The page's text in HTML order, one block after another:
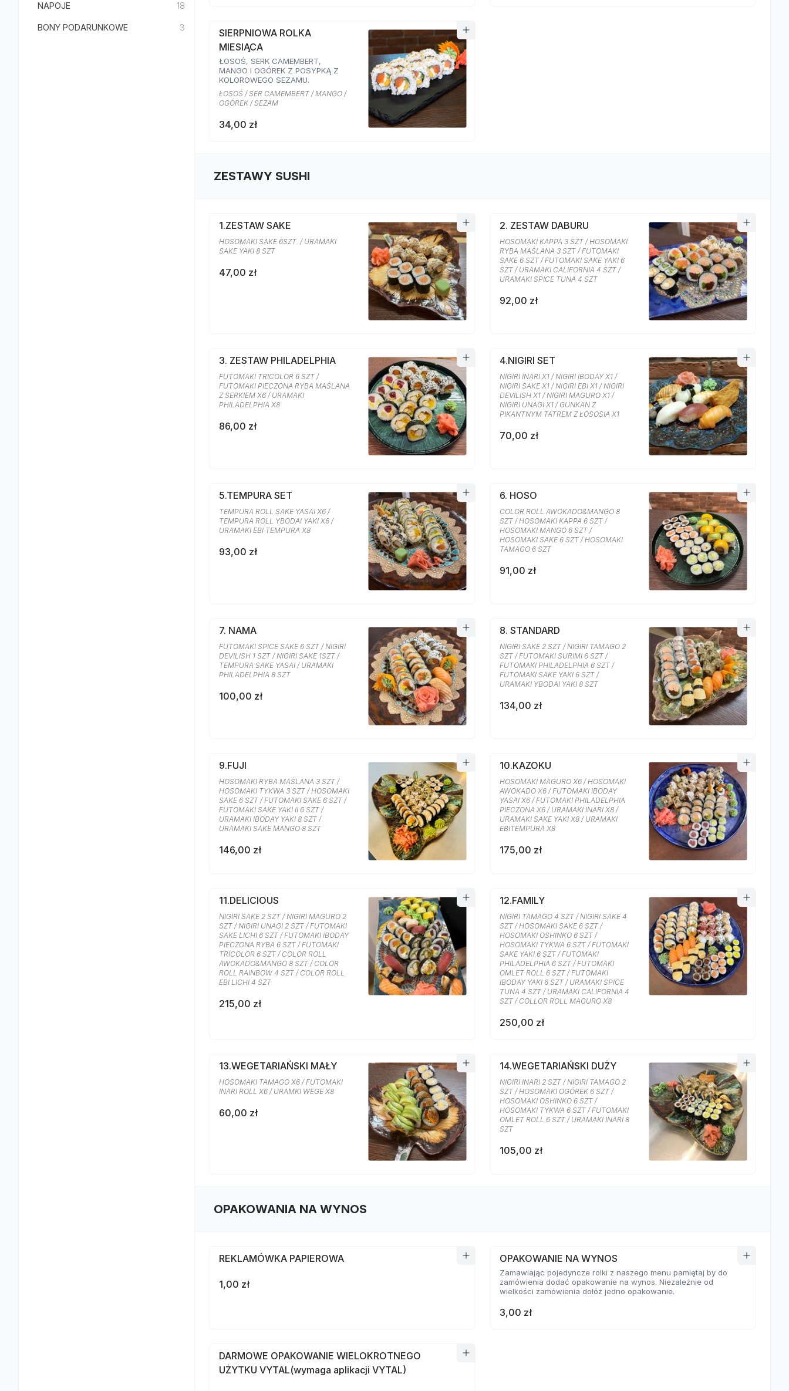
NAPOJE 18
BONY PODARUNKOWE 3
SIERPNIOWA ROLKA
MIESIĄCA
ŁOSOŚ, SERK CAMEMBERT,
MANGO I OGÓREK Z POSYPKĄ Z
KOLOROWEGO SEZAMU.
ŁOSOŚ / SER CAMEMBERT / MANGO /
OGÓREK / SEZAM
34,00 zł
ZESTAWY SUSHI
1.ZESTAW SAKE
HOSOMAKI SAKE 6SZT. / URAMAKI
SAKE YAKI 8 SZT
47,00 zł
2. ZESTAW DABURU
HOSOMAKI KAPPA 3 SZT / HOSOMAKI
RYBA MAŚLANA 3 SZT / FUTOMAKI
SAKE 6 SZT / FUTOMAKI SAKE YAKI 6
SZT / URAMAKI CALIFORNIA 4 SZT /
URAMAKI SPICE TUNA 4 SZT
92,00 zł
3. ZESTAW PHILADELPHIA
FUTOMAKI TRICOLOR 6 SZT /
FUTOMAKI PIECZONA RYBA MAŚLANA
Z SERKIEM X6 / URAMAKI
PHILADELPHIA X8
86,00 zł
4.NIGIRI SET
NIGIRI INARI X1 / NIGIRI IBODAY X1 /
NIGIRI SAKE X1 / NIGIRI EBI X1 / NIGIRI
DEVILISH X1 / NIGIRI MAGURO X1 /
NIGIRI UNAGI X1 / GUNKAN Z
PIKANTNYM TATREM Z ŁOSOSIA X1
70,00 zł
5.TEMPURA SET
TEMPURA ROLL SAKE YASAI X6 /
TEMPURA ROLL YBODAI YAKI X6 /
URAMAKI EBI TEMPURA X8
93,00 zł
6. HOSO
COLOR ROLL AWOKADO&MANGO 8
SZT / HOSOMAKI KAPPA 6 SZT /
HOSOMAKI MANGO 6 SZT /
HOSOMAKI SAKE 6 SZT / HOSOMAKI
TAMAGO 6 SZT
91,00 zł
7. NAMA
FUTOMAKI SPICE SAKE 6 SZT / NIGIRI
DEVILISH 1 SZT / NIGIRI SAKE 1SZT /
TEMPURA SAKE YASAI / URAMAKI
PHILADELPHIA 8 SZT
100,00 zł
8. STANDARD
NIGIRI SAKE 2 SZT / NIGIRI TAMAGO 2
SZT / FUTOMAKI SURIMI 6 SZT /
FUTOMAKI PHILADELPHIA 6 SZT /
FUTOMAKI SAKE YAKI 6 SZT /
URAMAKI YBODAI YAKI 8 SZT
134,00 zł
9.FUJI
HOSOMAKI RYBA MAŚLANA 3 SZT /
HOSOMAKI TYKWA 3 SZT / HOSOMAKI
SAKE 6 SZT / FUTOMAKI SAKE 6 SZT /
FUTOMAKI SAKE YAKI II 6 SZT /
URAMAKI IBODAY YAKI 8 SZT /
URAMAKI SAKE MANGO 8 SZT
146,00 zł
10.KAZOKU
HOSOMAKI MAGURO X6 / HOSOMAKI
AWOKADO X6 / FUTOMAKI IBODAY
YASAI X6 / FUTOMAKI PHILADELPHIA
PIECZONA X6 / URAMAKI INARI X8 /
URAMAKI SAKE YAKI X8 / URAMAKI
EBITEMPURA X8
175,00 zł
11.DELICIOUS
NIGIRI SAKE 2 SZT / NIGIRI MAGURO 2
SZT / NIGIRI UNAGI 2 SZT / FUTOMAKI
SAKE LICHI 6 SZT / FUTOMAKI IBODAY
PIECZONA RYBA 6 SZT / FUTOMAKI
TRICOLOR 6 SZT / COLOR ROLL
AWOKADO&MANGO 8 SZT / COLOR
ROLL RAINBOW 4 SZT / COLOR ROLL
EBI LICHI 4 SZT
215,00 zł
12.FAMILY
NIGIRI TAMAGO 4 SZT / NIGIRI SAKE 4
SZT / HOSOMAKI SAKE 6 SZT /
HOSOMAKI OSHINKO 6 SZT /
HOSOMAKI TYKWA 6 SZT / FUTOMAKI
SAKE YAKI 6 SZT / FUTOMAKI
PHILADELPHIA 6 SZT / FUTOMAKI
OMLET ROLL 6 SZT / FUTOMAKI
IBODAY YAKI 6 SZT / URAMAKI SPICE
TUNA 4 SZT / URAMAKI CALIFORNIA 4
SZT / COLLOR ROLL MAGURO X8
250,00 zł
13.WEGETARIAŃSKI MAŁY
HOSOMAKI TAMAGO X6 / FUTOMAKI
INARI ROLL X6 / URAMKI WEGE X8
60,00 zł
14.WEGETARIAŃSKI DUŻY
NIGIRI INARI 2 SZT / NIGIRI TAMAGO 2
SZT / HOSOMAKI OGÓREK 6 SZT /
HOSOMAKI OSHINKO 6 SZT /
HOSOMAKI TYKWA 6 SZT / FUTOMAKI
OMLET ROLL 6 SZT / URAMAKI INARI 8
SZT
105,00 zł
OPAKOWANIA NA WYNOS
REKLAMÓWKA PAPIEROWA
1,00 zł
OPAKOWANIE NA WYNOS
Zamawiając pojedyncze rolki z naszego menu pamiętaj by do
zamówienia dodać opakowanie na wynos. Niezależnie od
wielkości zamówienia dołóż jedno opakowanie.
3,00 zł
DARMOWE OPAKOWANIE WIELOKROTNEGO
UŻYTKU VYTAL(wymaga aplikacji VYTAL)